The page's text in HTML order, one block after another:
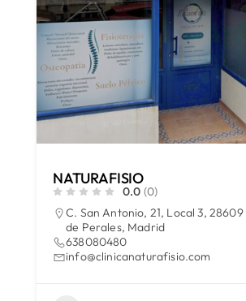
NATURAFISIO
0.0 (0)
C. San Antonio, 21, Local 3,
de Perales, Madrid
638080480
info@clinicanaturafisio.com